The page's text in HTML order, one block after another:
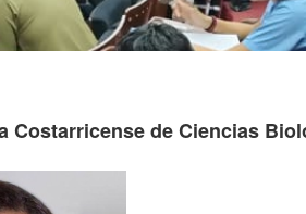
Costarricense de Ciencias